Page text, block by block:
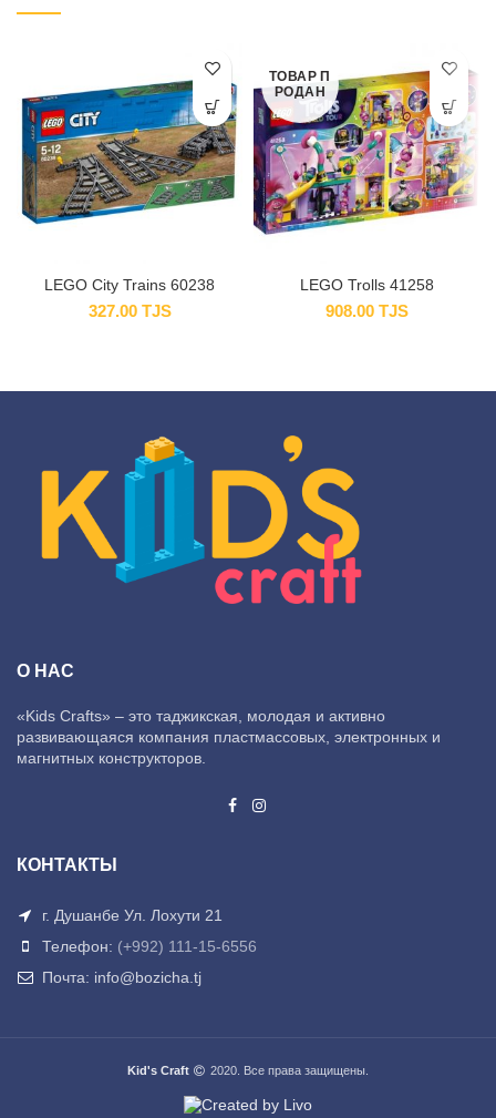
LEGO City Trains 60238
327.00 TJS
ТОВАР П
РОДАН
LEGO Trolls 41258
908.00 TJS
О НАС
«Kids Crafts» – это таджикская, молодая и активно
развивающаяся компания пластмассовых, электронных и
магнитных конструкторов.
КОНТАКТЫ
г. Душанбе Ул. Лохути 21
Телефон: (+992) 111-15-6556
Почта: info@bozicha.tj
Kid's Craft 2020. Все права защищены.